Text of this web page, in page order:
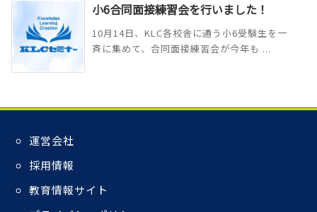
小6合同面接練習会を行いました！
10月14日、KLC各校舎に通う小6受験生を一
斉に集めて、合同面接練習会が今年も ...
運営会社
採用情報
教育情報サイト